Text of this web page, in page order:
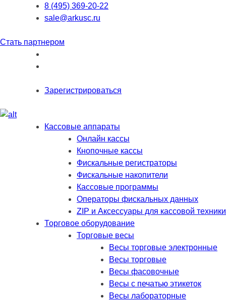
8 (495) 369-20-22
sale@arkusc.ru
Стать партнером
Зарегистрироваться
Кассовые аппараты
Онлайн кассы
Кнопочные кассы
Фискальные регистраторы
Фискальные накопители
Кассовые программы
Операторы фискальных данных
ZIP и Аксессуары для кассовой техники
Торговое оборудование
Торговые весы
Весы торговые электронные
Весы торговые
Весы фасовочные
Весы с печатью этикеток
Весы лабораторные